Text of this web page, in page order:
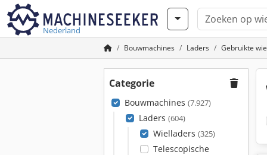
Nederland
Bouwmachines Laders Gebruikte
Categorie
Bouwmachines (7.927)
Laders (604)
Wielladers (325)
Telescopische